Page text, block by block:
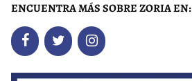
ENCUENTRA MÁS SOBRE ZORIA EN: